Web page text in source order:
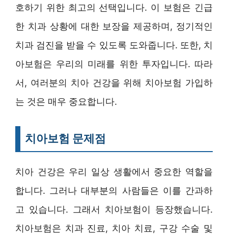
호하기 위한 최고의 선택입니다. 이 보험은 긴급
한 치과 상황에 대한 보장을 제공하며, 정기적인
치과 검진을 받을 수 있도록 도와줍니다. 또한, 치
아보험은 우리의 미래를 위한 투자입니다. 따라
서, 여러분의 치아 건강을 위해 치아보험 가입하
는 것은 매우 중요합니다.
치아보험 문제점
치아 건강은 우리 일상 생활에서 중요한 역할을
합니다. 그러나 대부분의 사람들은 이를 간과하
고 있습니다. 그래서 치아보험이 등장했습니다.
치아보험은 치과 진료, 치아 치료, 구강 수술 및